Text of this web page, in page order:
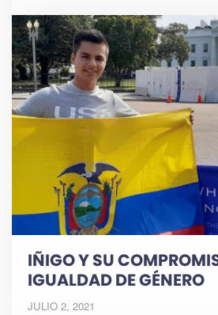
IÑIGO Y SU
IGUALDAD DE GÉNERO
JULIO 2, 2021